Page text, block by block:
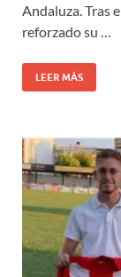
Andaluza. Tras
reforzado su …
LEER MÁS